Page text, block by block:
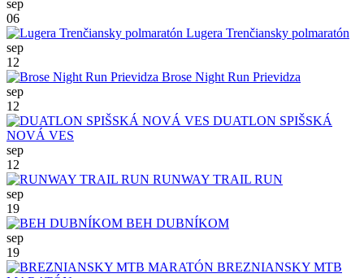
sep
06
Lugera Trenčiansky polmaratón
sep
12
Brose Night Run Prievidza
sep
12
DUATLON SPIŠSKÁ
NOVÁ VES
sep
12
RUNWAY TRAIL RUN
sep
19
BEH DUBNÍKOM
sep
19
BREZNIANSKY MTB